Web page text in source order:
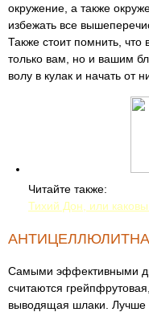
окружение, а также
избежать все
Также стоит помнить,
только вам, но и вашим
волу в кулак и начать от
Читайте также:
Тихий Дон, или каковы
Самыми эффективными
считаются
выводящая шлаки. Лучше